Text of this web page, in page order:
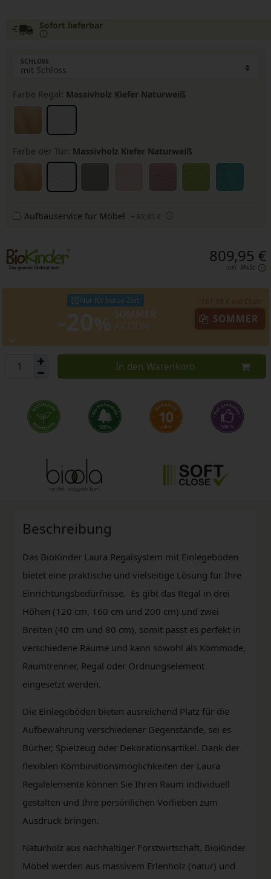
Sofort lieferbar
SCHLOSS
Farbe Regal: Massivholz Kiefer Naturweiß
Farbe der Tür: Massivholz Kiefer Naturweiß
Aufbauservice für Möbel + 89,95 €
809,95 €
inkl. MwSt.
Nur für kurze Zeit!
SOMMER
In den Warenkorb
Beschreibung
Das BioKinder Laura Regalsystem mit Einlegeböden
bietet eine praktische und vielseitige Lösung für Ihre
Einrichtungsbedürfnisse. Es gibt das Regal in drei
Höhen (120 cm, 160 cm und 200 cm) und zwei
Breiten (40 cm und 80 cm), somit passt es perfekt in
verschiedene Räume und kann sowohl als Kommode,
Raumtrenner, Regal oder Ordnungselement
eingesetzt werden.
Die Einlegeböden bieten ausreichend Platz für die
Aufbewahrung verschiedener Gegenstände, sei es
Bücher, Spielzeug oder Dekorationsartikel. Dank der
flexiblen Kombinationsmöglichkeiten der Laura
Regalelemente können Sie Ihren Raum individuell
gestalten und Ihre persönlichen Vorlieben zum
Ausdruck bringen.
Naturholz aus nachhaltiger Forstwirtschaft. BioKinder
Möbel werden aus massivem Erlenholz (natur) und